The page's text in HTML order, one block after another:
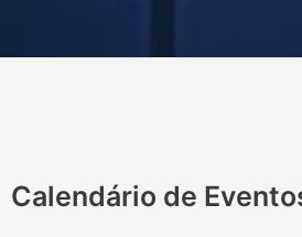
Calendário de